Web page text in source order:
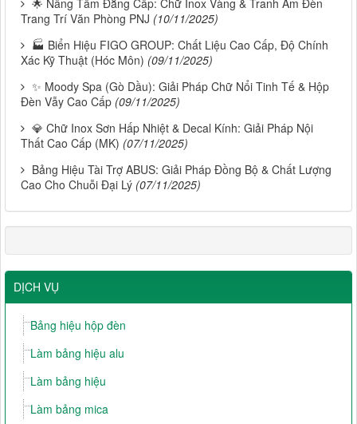
🌟 Nâng Tầm Đẳng Cấp: Chữ Inox Vàng & Tranh Âm Đèn
Trang Trí Văn Phòng PNJ (10/11/2025)
🏭 Biển Hiệu FIGO GROUP: Chất Liệu Cao Cấp, Độ Chính
Xác Kỹ Thuật (Hóc Môn) (09/11/2025)
✨ Moody Spa (Gò Dầu): Giải Pháp Chữ Nổi Tinh Tế & Hộp
Đèn Vẫy Cao Cấp (09/11/2025)
💎 Chữ Inox Sơn Hấp Nhiệt & Decal Kính: Giải Pháp Nội
Thất Cao Cấp (MK) (07/11/2025)
Bảng Hiệu Tài Trợ ABUS: Giải Pháp Đồng Bộ & Chất Lượng
Cao Cho Chuỗi Đại Lý (07/11/2025)
DỊCH VỤ
Bảng hiệu hộp đèn
Làm bảng hiệu alu
Làm bảng hiệu
Làm bảng mica